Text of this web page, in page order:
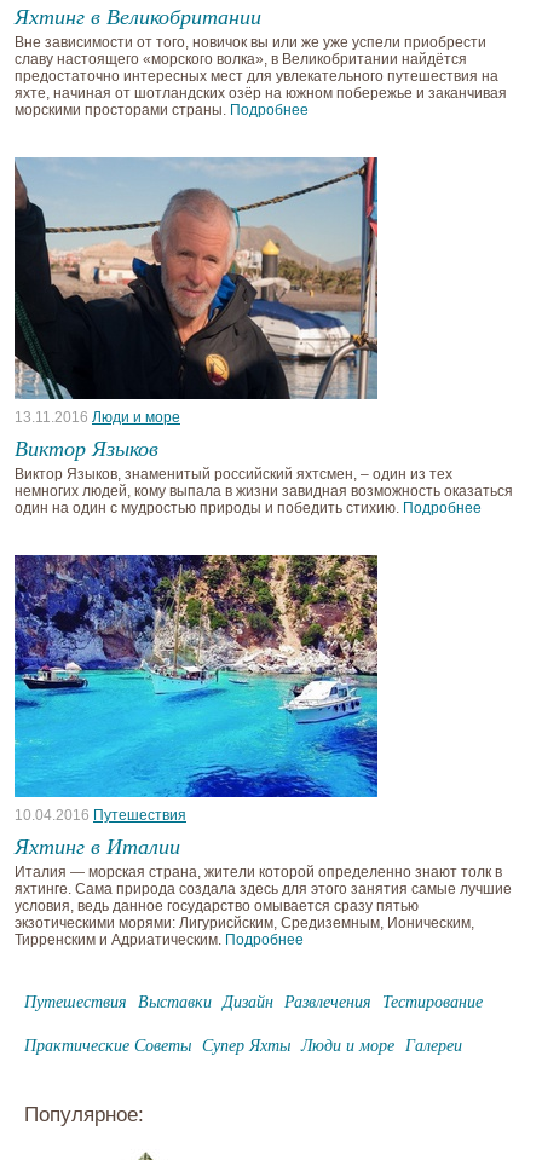
Яхтинг в Великобритании
Вне зависимости от того, новичок вы или же уже успели приобрести
славу настоящего «морского волка», в Великобритании найдётся
предостаточно интересных мест для увлекательного путешествия на
яхте, начиная от шотландских озёр на южном побережье и заканчивая
морскими просторами страны. Подробнее
13.11.2016 Люди и море
Виктор Языков
Виктор Языков, знаменитый российский яхтсмен, – один из тех
немногих людей, кому выпала в жизни завидная возможность оказаться
один на один с мудростью природы и победить стихию. Подробнее
10.04.2016 Путешествия
Яхтинг в Италии
Италия — морская страна, жители которой определенно знают толк в
яхтинге. Сама природа создала здесь для этого занятия самые лучшие
условия, ведь данное государство омывается сразу пятью
экзотическими морями: Лигурисйским, Средиземным, Ионическим,
Тирренским и Адриатическим. Подробнее
Путешествия Выставки Дизайн Развлечения Тестирование
Практические Советы Супер Яхты Люди и море Галереи
Популярное: